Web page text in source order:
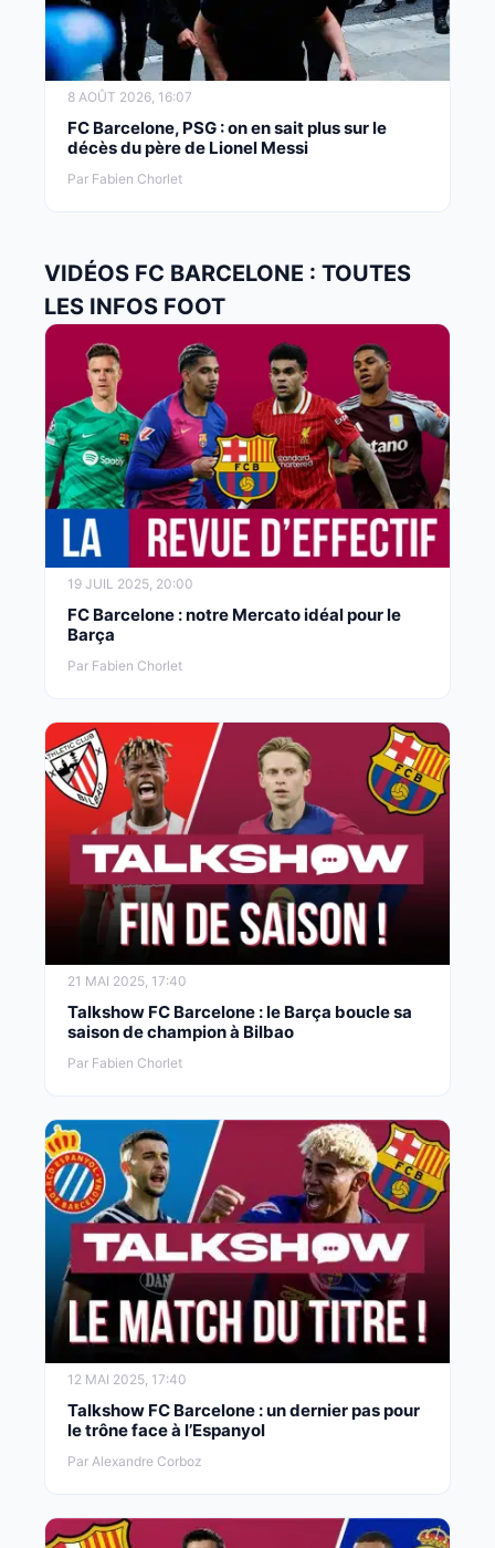
8 AOÛT 2026, 16:07
FC Barcelone, PSG : on en sait plus sur le
décès du père de Lionel Messi
Par Fabien Chorlet
VIDÉOS FC BARCELONE : TOUTES
LES INFOS FOOT
19 JUIL 2025, 20:00
FC Barcelone : notre Mercato idéal pour le
Barça
Par Fabien Chorlet
21 MAI 2025, 17:40
Talkshow FC Barcelone : le Barça boucle sa
saison de champion à Bilbao
Par Fabien Chorlet
12 MAI 2025, 17:40
Talkshow FC Barcelone : un dernier pas pour
le trône face à l’Espanyol
Par Alexandre Corboz